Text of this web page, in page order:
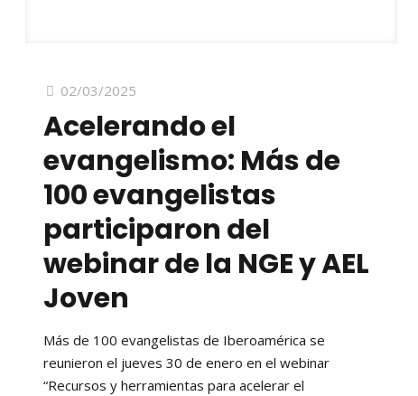
02/03/2025
Acelerando el
evangelismo: Más de
100 evangelistas
participaron del
webinar de la NGE y AEL
Joven
Más de 100 evangelistas de Iberoamérica se
reunieron el jueves 30 de enero en el webinar
“Recursos y herramientas para acelerar el